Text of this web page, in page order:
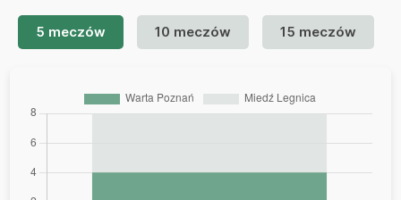
5 meczów 10 meczów 15 meczów